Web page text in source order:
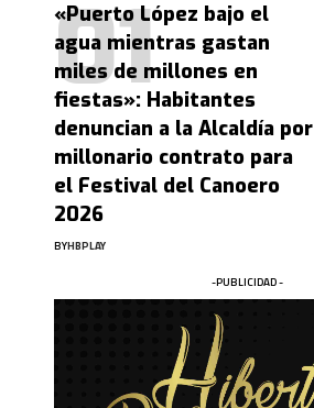
«Puerto López bajo el
agua mientras gastan
miles de millones en
fiestas»: Habitantes
denuncian a la Alcaldía por
millonario contrato para
el Festival del Canoero
2026
BYHBPLAY
-PUBLICIDAD -